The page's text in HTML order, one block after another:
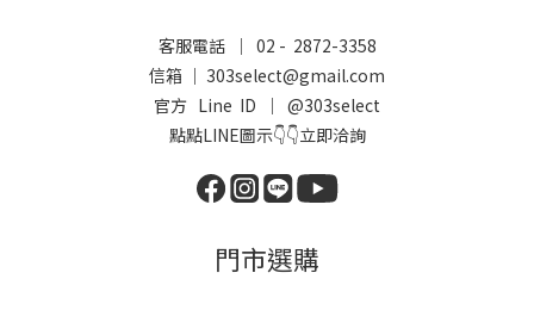
客服電話 ｜ 02 - 2872-3358
信箱 ｜ 303select@gmail.com
官方 Line ID ｜ @303select
點點LINE圖示👇👇立即洽詢
門市選購